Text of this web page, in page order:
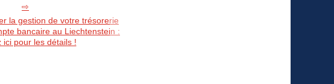
la gestion de votre trésorerie
bancaire au Liechtenstein :
ici pour les détails !